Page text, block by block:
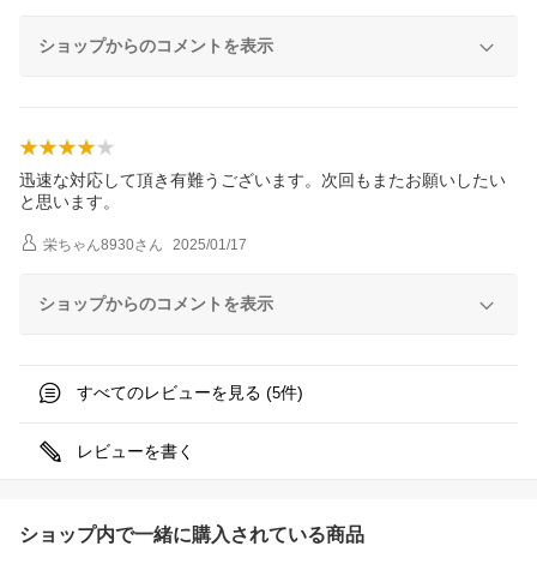
ショップからのコメントを表示
迅速な対応して頂き有難うございます。次回もまたお願いしたい
と思います。
栄ちゃん8930さん 2025/01/17
ショップからのコメントを表示
すべてのレビューを見る (5件)
レビューを書く
ショップ内で一緒に購入されている商品